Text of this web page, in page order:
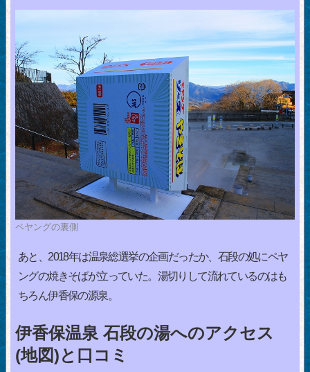
ペヤングの裏側
あと、2018年は温泉総選挙の企画だったか、石段の処にペヤ
ングの焼きそばが立っていた。湯切りして流れているのはも
ちろん伊香保の源泉。
伊香保温泉 石段の湯へのアクセス
(地図)と口コミ